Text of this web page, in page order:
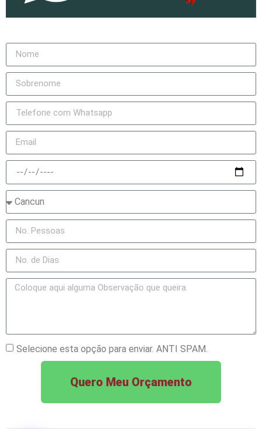
Selecione esta opção para enviar. ANTI SPAM.
Quero Meu Orçamento